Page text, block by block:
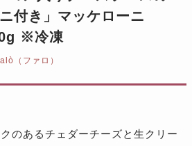
付き」マッケローニ
※冷凍
（ファロ）
のあるチェダーチーズと生クリー